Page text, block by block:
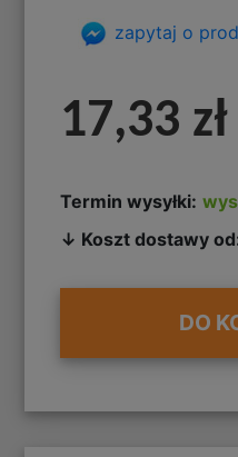
zapytaj o
17,33 zł
Termin wysyłki:
↓ Koszt dostawy
DO